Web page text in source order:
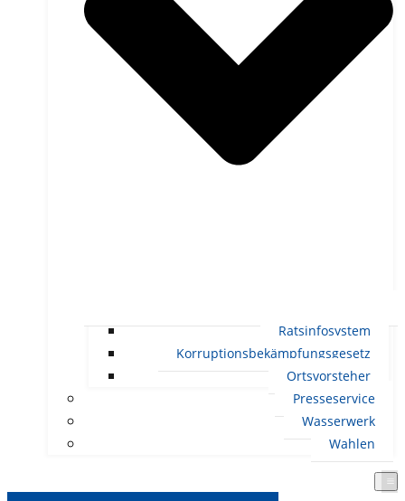
Ratsinfosystem
Korruptionsbekämpfungsgesetz
Ortsvorsteher
Presseservice
Wasserwerk
Wahlen